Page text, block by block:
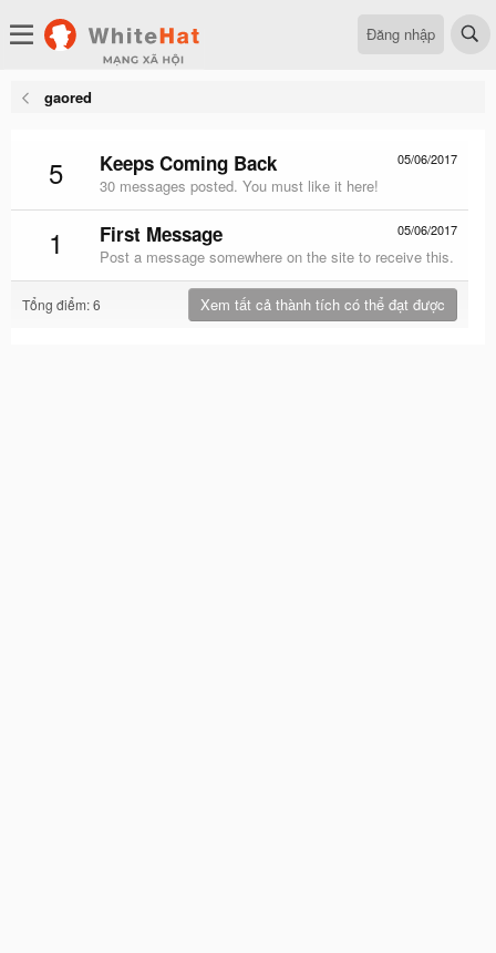
Đăng nhập
gaored
5 05/06/2017
Keeps Coming Back
30 messages posted. You must like it here!
1 05/06/2017
First Message
Post a message somewhere on the site to receive this.
Tổng điểm: 6 Xem tất cả thành tích có thể đạt được